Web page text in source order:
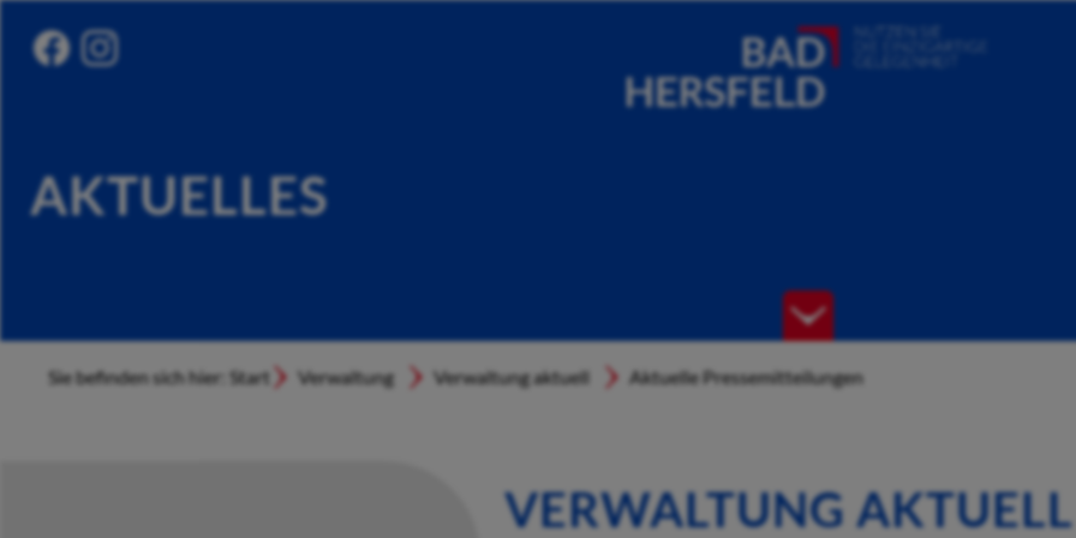
AKTUELLES
Sie befinden sich hier: Start Verwaltung Verwaltung aktuell Aktuelle Pressemitteilungen
VERWALTUNG AKTUELL